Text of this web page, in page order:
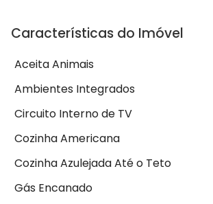
Características do Imóvel
Aceita Animais
Ambientes Integrados
Circuito Interno de TV
Cozinha Americana
Cozinha Azulejada Até o Teto
Gás Encanado